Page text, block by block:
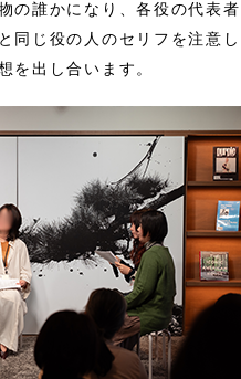
の誰かになり、各役の代表
同じ役の人のセリフを注意
を出し合います。